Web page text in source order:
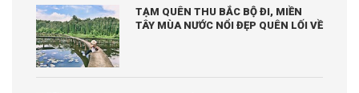
TẠM QUÊN THU BẮC BỘ ĐI, MIỀN
TÂY MÙA NƯỚC NỔI ĐẸP QUÊN LỐI VỀ